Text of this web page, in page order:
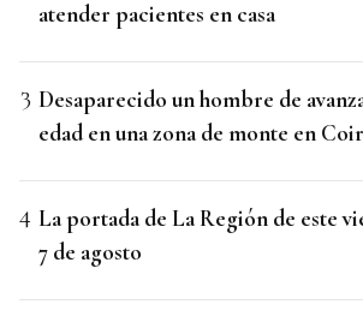
atender pacientes en casa
Desaparecido un hombre de
edad en una zona de monte en
La portada de La Región de este
7 de agosto